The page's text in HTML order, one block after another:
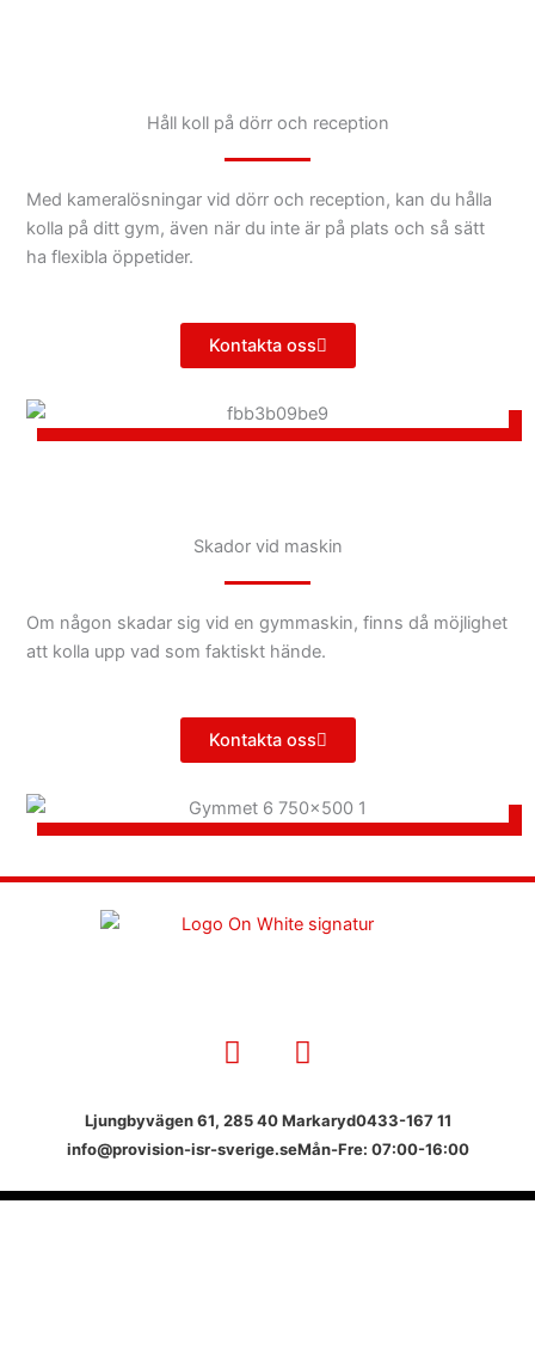
Håll koll på dörr och reception
Med kameralösningar vid dörr och reception, kan du hålla
kolla på ditt gym, även när du inte är på plats och så sätt
ha flexibla öppetider.
Kontakta oss
Skador vid maskin
Om någon skadar sig vid en gymmaskin, finns då möjlighet
att kolla upp vad som faktiskt hände.
Kontakta oss
F
a
e
b
o
I
n
t
a
g
Ljungbyvägen 61, 285 40 Markaryd0433-167 11
info@provision-isr-sverige.seMån-Fre: 07:00-16:00